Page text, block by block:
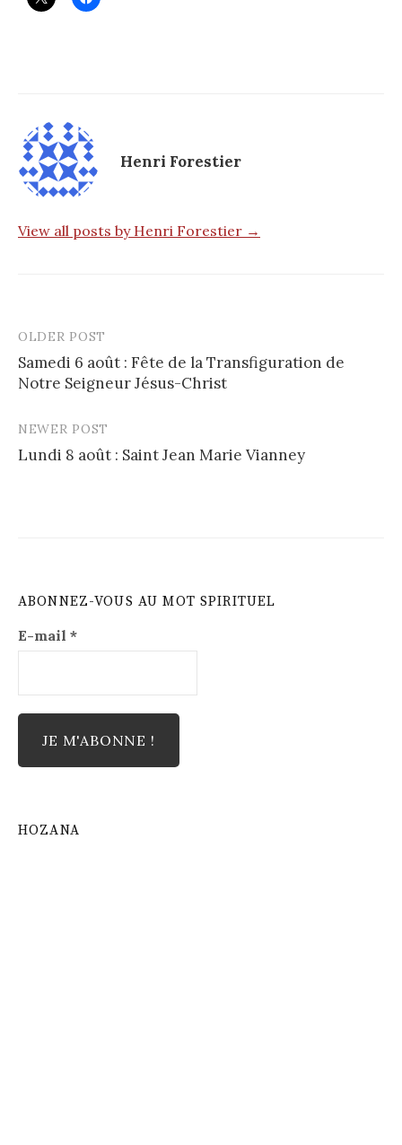
Henri Forestier
View all posts by Henri Forestier →
Post
navigation
OLDER POST
Samedi 6 août : Fête de la Transfiguration de
Notre Seigneur Jésus-Christ
NEWER POST
Lundi 8 août : Saint Jean Marie Vianney
ABONNEZ-VOUS AU MOT SPIRITUEL
E-mail *
HOZANA